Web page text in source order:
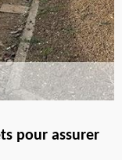
pour assurer